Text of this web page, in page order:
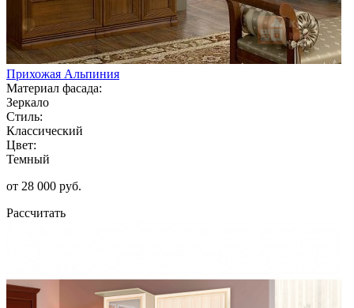
Прихожая Альпиния
Материал фасада:
Зеркало
Стиль:
Классический
Цвет:
Темный
от 28 000 руб.
Рассчитать